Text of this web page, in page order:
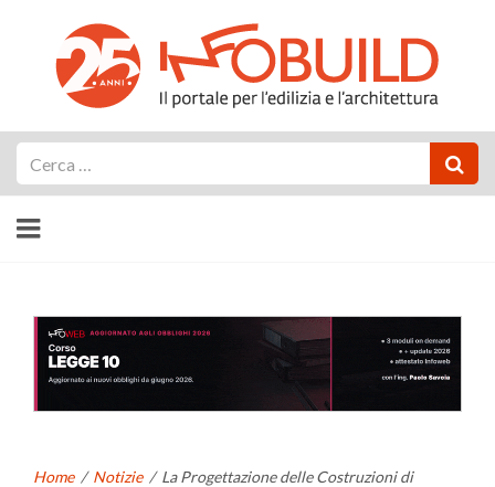
Home / Notizie / La Progettazione delle Costruzioni di